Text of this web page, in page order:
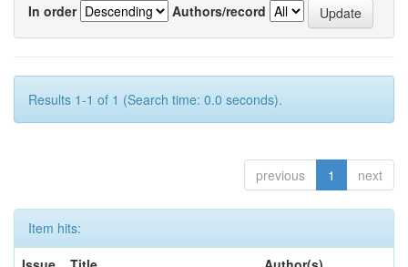
In order
Authors/record
Results 1-1 of 1 (Search time: 0.0 seconds).
previous 1 next
Item hits: